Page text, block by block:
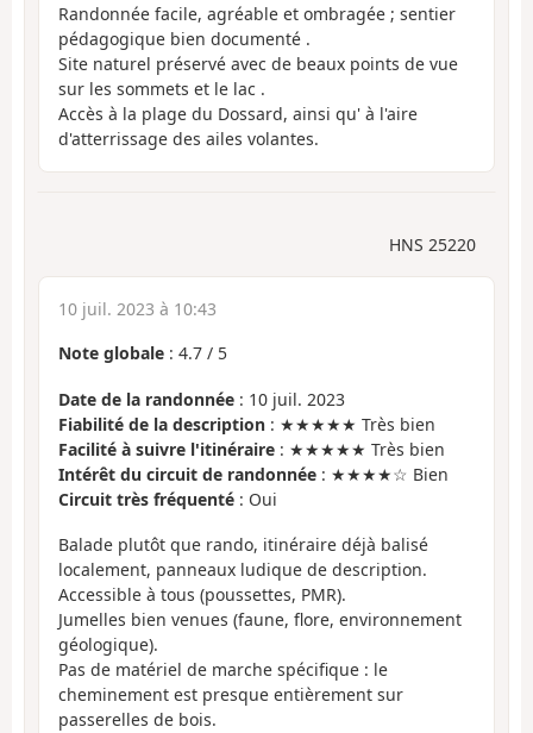
Randonnée facile, agréable et ombragée ; sentier
pédagogique bien documenté .
Site naturel préservé avec de beaux points de vue
sur les sommets et le lac .
Accès à la plage du Dossard, ainsi qu' à l'aire
d'atterrissage des ailes volantes.
HNS 25220
10 juil. 2023 à 10:43
Note globale : 4.7 / 5
Date de la randonnée : 10 juil. 2023
Fiabilité de la description : ★★★★★ Très bien
Facilité à suivre l'itinéraire : ★★★★★ Très bien
Intérêt du circuit de randonnée : ★★★★☆ Bien
Circuit très fréquenté : Oui
Balade plutôt que rando, itinéraire déjà balisé
localement, panneaux ludique de description.
Accessible à tous (poussettes, PMR).
Jumelles bien venues (faune, flore, environnement
géologique).
Pas de matériel de marche spécifique : le
cheminement est presque entièrement sur
passerelles de bois.